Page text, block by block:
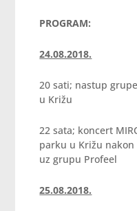
PROGRAM:
24.08.2018.
20 sati; nastup
u Križu
22 sata; koncert
parku u Križu nakon
uz grupu Profeel
25.08.2018.